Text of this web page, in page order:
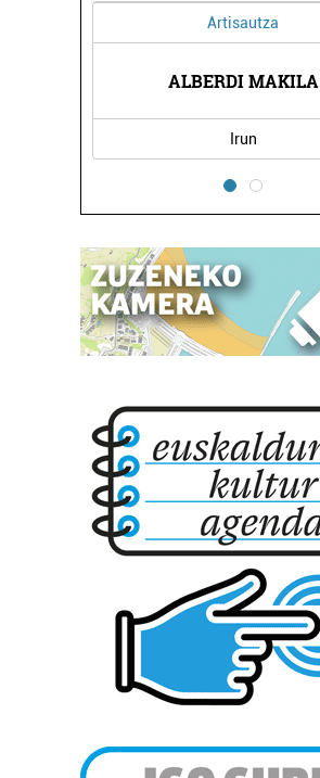
Artisautza
ALBERDI MAKILA
Irun